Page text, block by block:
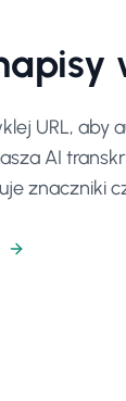
URL,
AI
znaczniki